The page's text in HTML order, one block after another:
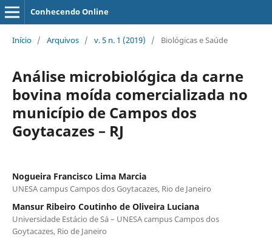
Conhecendo Online
Início / Arquivos / v. 5 n. 1 (2019) / Biológicas e Saúde
Análise microbiológica da carne
bovina moída comercializada no
município de Campos dos
Goytacazes – RJ
Nogueira Francisco Lima Marcia
UNESA campus Campos dos Goytacazes, Rio de Janeiro
Mansur Ribeiro Coutinho de Oliveira Luciana
Universidade Estácio de Sá – UNESA campus Campos dos
Goytacazes, Rio de Janeiro